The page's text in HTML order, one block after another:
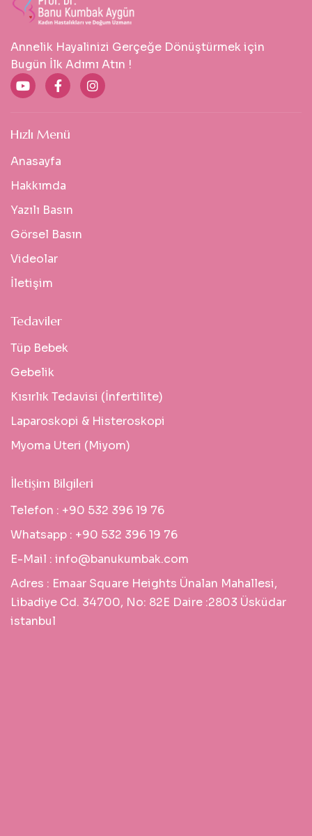
Annelik Hayalinizi Gerçeğe Dönüştürmek için
Bugün İlk Adımı Atın !
Hızlı Menü
Anasayfa
Hakkımda
Yazılı Basın
Görsel Basın
Videolar
İletişim
Tedaviler
Tüp Bebek
Gebelik
Kısırlık Tedavisi (İnfertilite)
Laparoskopi & Histeroskopi
Myoma Uteri (Miyom)
İletişim Bilgileri
Telefon : +90 532 396 19 76
Whatsapp : +90 532 396 19 76
E-Mail : info@banukumbak.com
Adres : Emaar Square Heights Ünalan Mahallesi,
Libadiye Cd. 34700, No: 82E Daire :2803 Üsküdar
istanbul